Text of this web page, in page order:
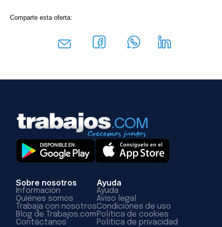
Comparte esta oferta:
Sobre nosotros
Información
Quiénes somos
Trabaja con nosotros
Blog de Trabajos.com
Contáctanos
Ayuda
Ayuda
Aviso legal
Condiciones de uso
Política de cookies
Política de privacidad